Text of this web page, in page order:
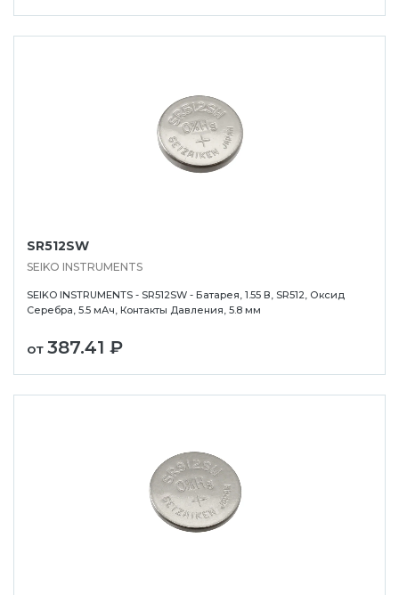
SR512SW
SEIKO INSTRUMENTS
SEIKO INSTRUMENTS - SR512SW - Батарея, 1.55 В, SR512, Оксид
Серебра, 5.5 мАч, Контакты Давления, 5.8 мм
от 387.41 ₽